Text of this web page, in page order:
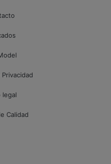
legal
Calidad